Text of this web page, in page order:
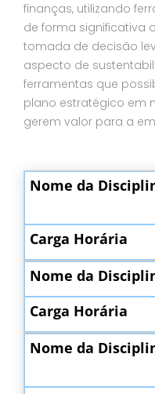
finanças, utilizando
de forma significativa
tomada de decisão
aspecto de
ferramentas que
plano estratégico em
gerem valor para a